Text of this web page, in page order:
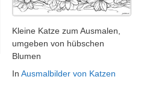
Kleine Katze zum Ausmalen,
umgeben von hübschen
Blumen
In Ausmalbilder von Katzen